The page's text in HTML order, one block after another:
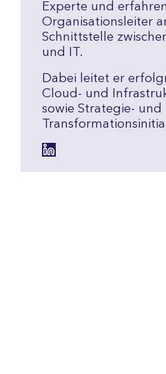
Experte und
Organisationsleiter
Schnittstelle
und IT.
Dabei leitet er
Cloud- und
sowie Strategie- und